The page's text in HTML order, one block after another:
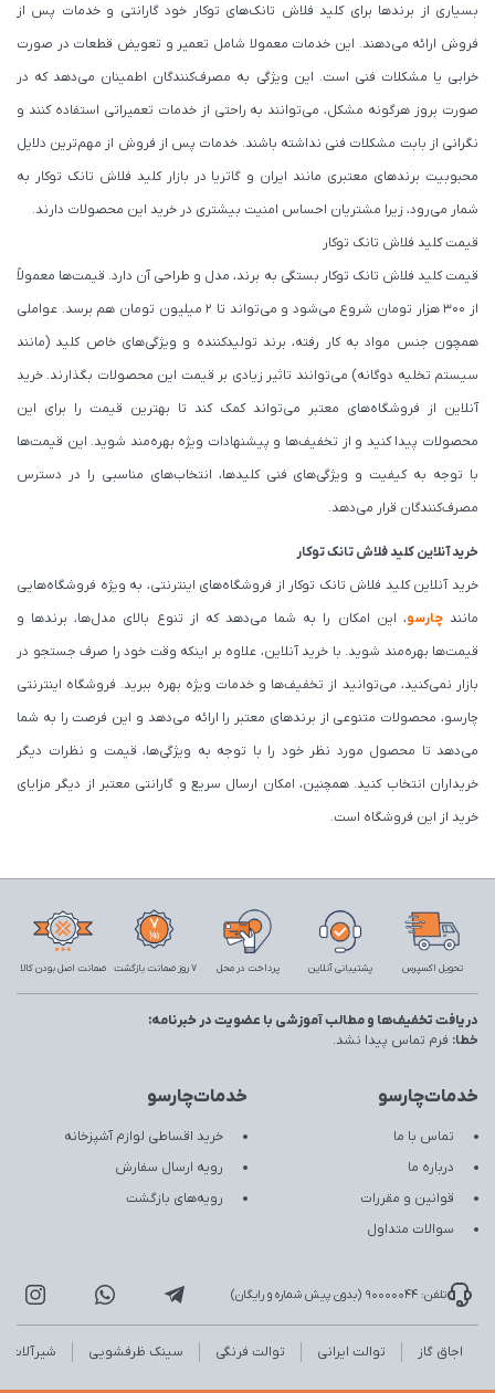
بسیاری از برندها برای کلید فلاش تانک‌های توکار خود گارانتی و خدمات پس از
فروش ارائه می‌دهند. این خدمات معمولا شامل تعمیر و تعویض قطعات در صورت
خرابی یا مشکلات فنی است. این ویژگی به مصرف‌کنندگان اطمینان می‌دهد که در
صورت بروز هرگونه مشکل، می‌توانند به راحتی از خدمات تعمیراتی استفاده کنند و
نگرانی از بابت مشکلات فنی نداشته باشند. خدمات پس از فروش از مهم‌ترین دلایل
محبوبیت برندهای معتبری مانند ایران و گاتریا در بازار کلید فلاش تانک توکار به
شمار می‌رود، زیرا مشتریان احساس امنیت بیشتری در خرید این محصولات دارند.
قیمت کلید فلاش تانک توکار
قیمت کلید فلاش تانک توکار بستگی به برند، مدل و طراحی آن دارد. قیمت‌ها معمولاً
از 300 هزار تومان شروع می‌شود و می‌تواند تا 2 میلیون تومان هم برسد. عواملی
همچون جنس مواد به کار رفته، برند تولیدکننده و ویژگی‌های خاص کلید (مانند
سیستم تخلیه دوگانه) می‌توانند تاثیر زیادی بر قیمت این محصولات بگذارند. خرید
آنلاین از فروشگاه‌های معتبر می‌تواند کمک کند تا بهترین قیمت را برای این
محصولات پیدا کنید و از تخفیف‌ها و پیشنهادات ویژه بهره‌مند شوید. این قیمت‌ها
با توجه به کیفیت و ویژگی‌های فنی کلیدها، انتخاب‌های مناسبی را در دسترس
مصرف‌کنندگان قرار می‌دهد.
خرید آنلاین کلید فلاش تانک توکار
خرید آنلاین کلید فلاش تانک توکار از فروشگاه‌های اینترنتی، به ویژه فروشگاه‌هایی
مانندچارسو، این امکان را به شما می‌دهد که از تنوع بالای مدل‌ها، برندها و
قیمت‌ها بهره‌مند شوید. با خرید آنلاین، علاوه بر اینکه وقت خود را صرف جستجو در
بازار نمی‌کنید، می‌توانید از تخفیف‌ها و خدمات ویژه بهره ببرید. فروشگاه اینترنتی
چارسو، محصولات متنوعی از برندهای معتبر را ارائه می‌دهد و این فرصت را به شما
می‌دهد تا محصول مورد نظر خود را با توجه به ویژگی‌ها، قیمت و نظرات دیگر
خریداران انتخاب کنید. همچنین، امکان ارسال سریع و گارانتی معتبر از دیگر مزایای
خرید از این فروشگاه است.
تحویل اکسپرس پشتیبانی آنلاین پرداخت در محل 7 روز ضمانت بازگشت ضمانت اصل بودن کالا
خدمات‌چارسو
تماس با ما
درباره ما
قوانین و مقررات
سوالات متداول
خدمات‌چارسو
خرید اقساطی لوازم آشپزخانه
رویه ارسال سفارش
رویه‌های بازگشت
دریافت تخفیف‌ها و مطالب آموزشی با عضویت در خبرنامه:
خطا: فرم تماس پیدا نشد.
تلفن: 90000044 (بدون پیش شماره و رایگان)
اجاق گاز توالت ایرانی توالت فرنگی سینک ظرفشویی شیرآلات